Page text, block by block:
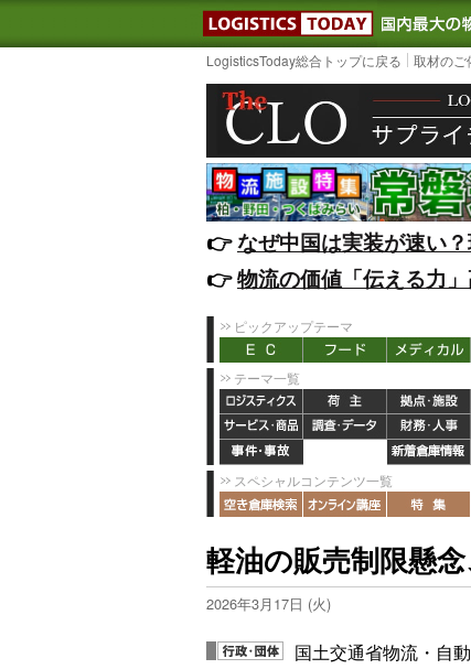
LogisticsToday総合トップに戻る 取材のご
👉️なぜ中国は実装が速い
👉️物流の価値「伝える力
ピックアップテーマ
テーマ一覧
スペシャルコンテンツ一覧
軽油の販売制限懸
2026年3月17日 (火)
国土交通省物流・自